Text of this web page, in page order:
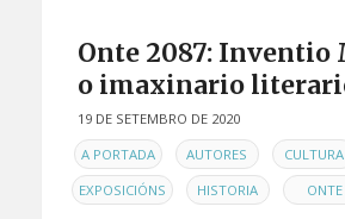
Onte 2087: Inventio
o imaxinario
19 DE SETEMBRO DE 2020
ENA PORTADA , AUTORES , CULTURA
EXPOSICIÓNS , HISTORIA , ONTE